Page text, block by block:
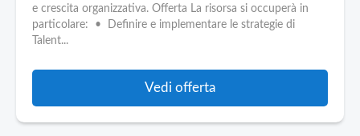
e crescita organizzativa. Offerta La risorsa si occuperà in
particolare: • Definire e implementare le strategie di
Talent...
Vedi offerta